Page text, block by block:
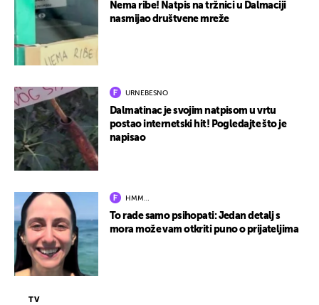
Nema ribe! Natpis na tržnici u Dalmaciji
nasmijao društvene mreže
URNEBESNO
Dalmatinac je svojim natpisom u vrtu
postao internetski hit! Pogledajte što je
napisao
HMM…
To rade samo psihopati: Jedan detalj s
mora može vam otkriti puno o prijateljima
TV